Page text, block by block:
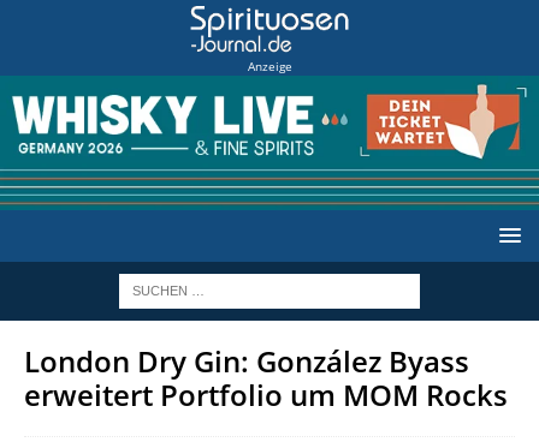
Anzeige
London Dry Gin: González Byass
erweitert Portfolio um MOM Rocks